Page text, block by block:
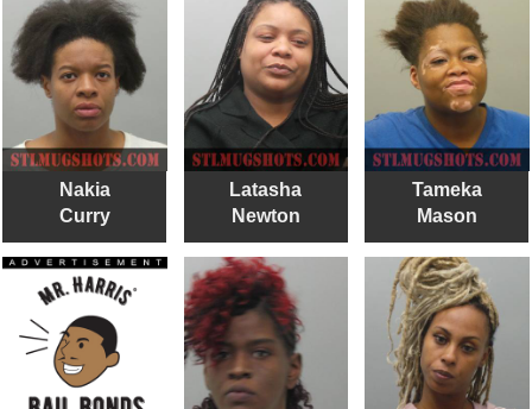
Nakia
Curry
Latasha
Newton
Tameka
Mason